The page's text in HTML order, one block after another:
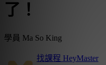
了！
學員 Ma So King
找課程 HeyMaster